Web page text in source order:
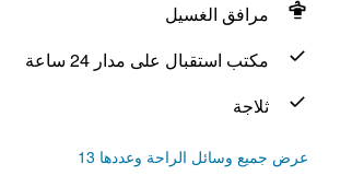
مرافق الغسيل
مكتب استقبال على مدار 24 ساعة
ثلاجة
عرض جميع وسائل الراحة وعددها 13